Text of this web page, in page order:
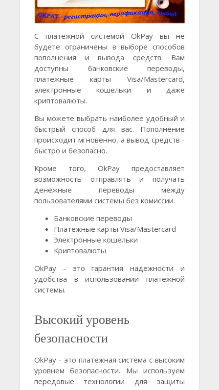
С платежной системой OkPay вы не
будете ограничены в выборе способов
пополнения и вывода средств. Вам
доступны банковские переводы,
платежные карты Visa/Mastercard,
электронные кошельки и даже
криптовалюты.
Вы можете выбрать наиболее удобный и
быстрый способ для вас. Пополнение
происходит мгновенно, а вывод средств -
быстро и безопасно.
Кроме того, OkPay предоставляет
возможность отправлять и получать
денежные переводы между
пользователями системы без комиссии.
Банковские переводы
Платежные карты Visa/Mastercard
Электронные кошельки
Криптовалюты
OkPay - это гарантия надежности и
удобства в использовании платежной
системы.
Высокий уровень
безопасности
OkPay - это платежная система с высоким
уровнем безопасности. Мы используем
передовые технологии для защиты